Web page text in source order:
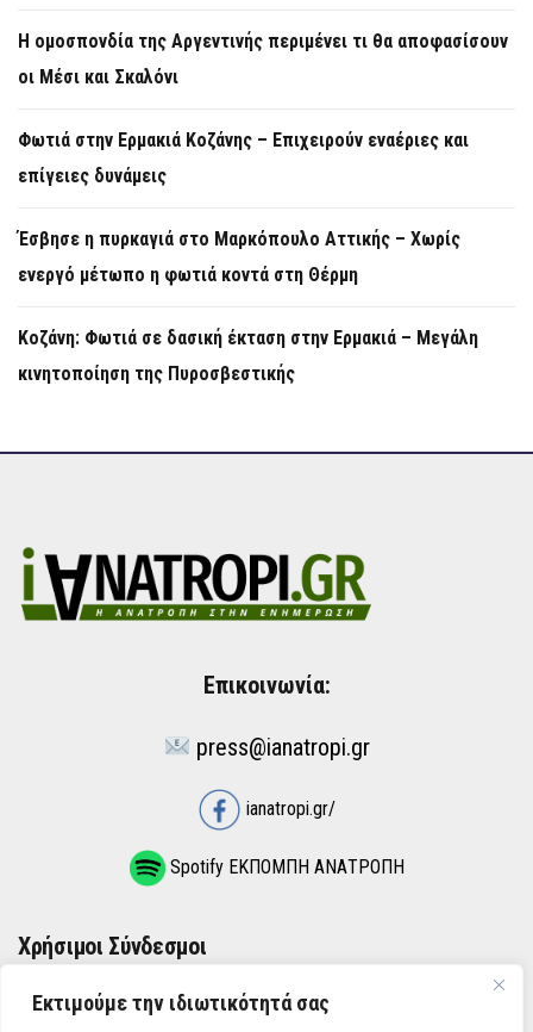
Εκτιμούμε την ιδιωτικότητά σας
Η ομοσπονδία της Αργεντινής περιμένει τι θα αποφασίσουν
οι Μέσι και Σκαλόνι
Φωτιά στην Ερμακιά Κοζάνης – Επιχειρούν εναέριες και
επίγειες δυνάμεις
Έσβησε η πυρκαγιά στο Μαρκόπουλο Αττικής – Χωρίς
ενεργό μέτωπο η φωτιά κοντά στη Θέρμη
Κοζάνη: Φωτιά σε δασική έκταση στην Ερμακιά – Μεγάλη
κινητοποίηση της Πυροσβεστικής
Επικοινωνία:
press@ianatropi.gr
ianatropi.gr/
Spotify ΕΚΠΟΜΠΗ ΑΝΑΤΡΟΠΗ
Χρήσιμοι Σύνδεσμοι
ΌΡΟΙ ΧΡΉΣΗΣ